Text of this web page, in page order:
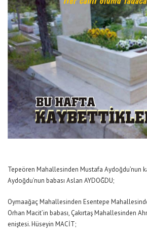
Tepeören Mahallesinden Mustafa Aydoğdu’nun
Aydoğdu’nun babası Aslan AYDOĞDU;
Oymaağaç Mahallesinden Esentepe
Orhan Macit’in babası, Çakırtaş Mahallesinden
eniştesi. Hüseyin MACİT;